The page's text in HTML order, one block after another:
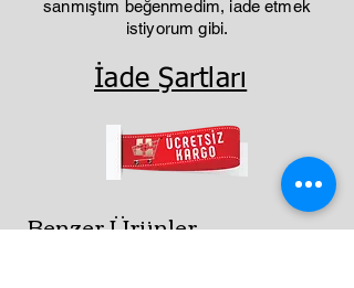
sanmıştım beğenmedim, iade etmek
istiyorum gibi.
İade Şartları
Benzer Ürünler